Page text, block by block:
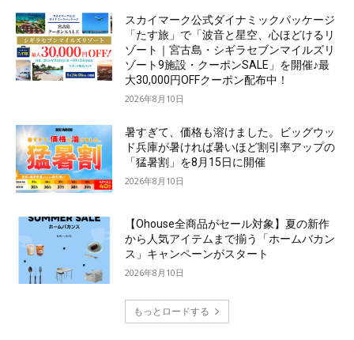
スカイマーク公式ダイナミックパッケージ
「たす旅」で「波音と星空、心ほどけるリ
ゾート｜宮古島・シギラセブンマイルズリ
ゾート9施設・クーポンSALE」を開催♪最
大30,000円OFFクーポン配布中！
2026年8月10日
暑すぎて、価格も溶けました。ビッグウッ
ド兵庫が暑ければ暑いほど割引率アップの
「猛暑割」を8月15日に開催
2026年8月10日
【Ohouse全商品がセール対象】夏の新作
から人気アイテムまで揃う「ホームバカン
ス」キャンペーンがスタート
2026年8月10日
もっとロードする